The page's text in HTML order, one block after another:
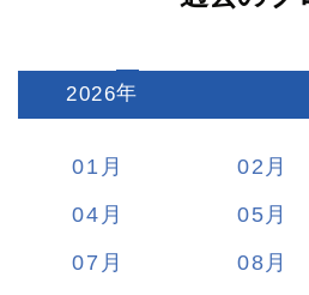
2026:
01 02
04
05
07
08